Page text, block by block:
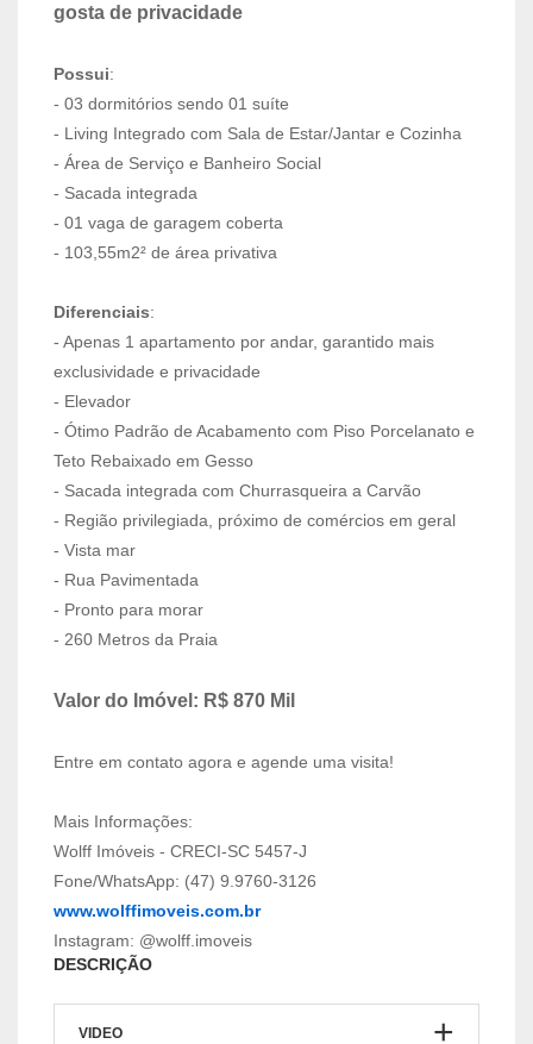
gosta de privacidade
Possui:
- 03 dormitórios sendo 01 suíte
- Living Integrado com Sala de Estar/Jantar e Cozinha
- Área de Serviço e Banheiro Social
- Sacada integrada
- 01 vaga de garagem coberta
- 103,55m2² de área privativa
Diferenciais:
- Apenas 1 apartamento por andar, garantido mais
exclusividade e privacidade
- Elevador
- Ótimo Padrão de Acabamento com Piso Porcelanato e
Teto Rebaixado em Gesso
- Sacada integrada com Churrasqueira a Carvão
- Região privilegiada, próximo de comércios em geral
- Vista mar
- Rua Pavimentada
- Pronto para morar
- 260 Metros da Praia
Valor do Imóvel: R$ 870 Mil
Entre em contato agora e agende uma visita!
Mais Informações:
Wolff Imóveis - CRECI-SC 5457-J
Fone/WhatsApp: (47) 9.9760-3126
www.wolffimoveis.com.br
Instagram: @wolff.imoveis
DESCRIÇÃO
VIDEO